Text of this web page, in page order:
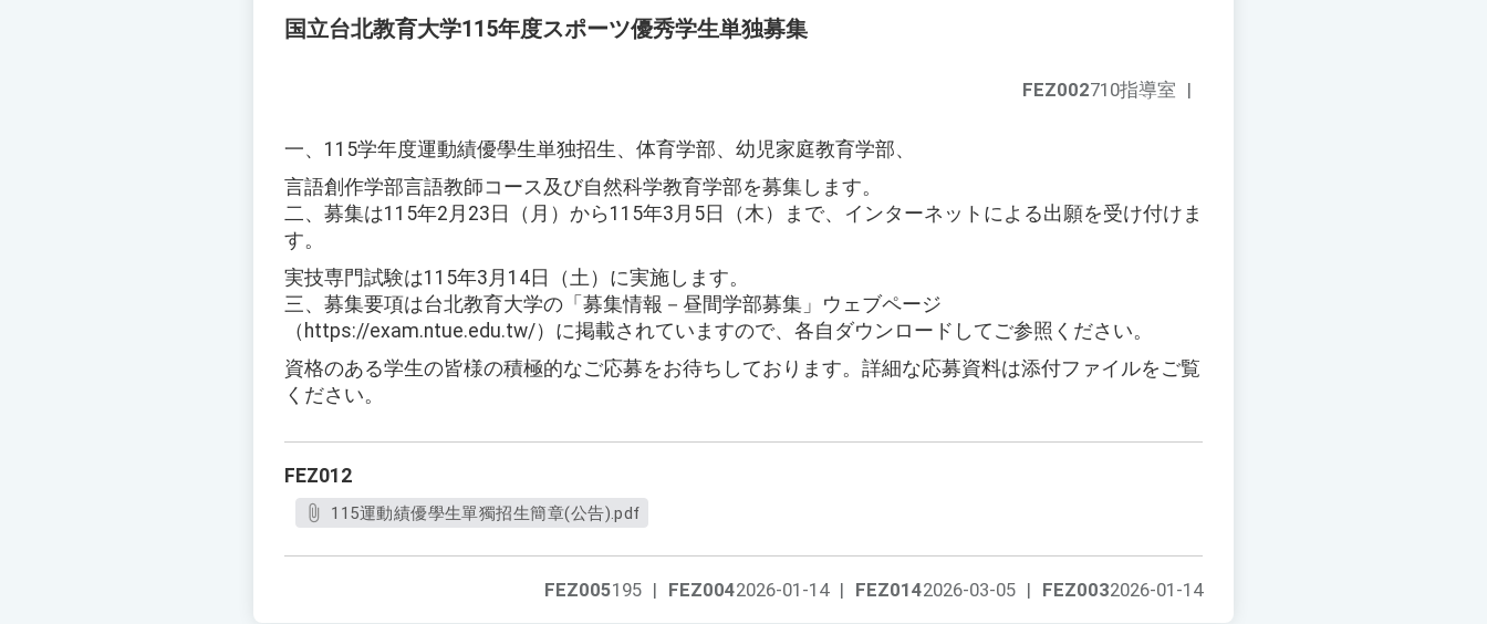
国立台北教育大学115年度スポーツ優秀学生単独募集
FEZ002710指導室 |
一、115学年度運動績優學生単独招生、体育学部、幼児家庭教育学部、
言語創作学部言語教師コース及び自然科学教育学部を募集します。
二、募集は115年2月23日（月）から115年3月5日（木）まで、インターネットによる出願を受け付けま
す。
実技専門試験は115年3月14日（土）に実施します。
三、募集要項は台北教育大学の「募集情報－昼間学部募集」ウェブページ
（https://exam.ntue.edu.tw/）に掲載されていますので、各自ダウンロードしてご参照ください。
資格のある学生の皆様の積極的なご応募をお待ちしております。詳細な応募資料は添付ファイルをご覧
ください。
FEZ012
115運動績優學生單獨招生簡章(公告).pdf
FEZ0032026-01-14
FEZ0142026-03-05 |
FEZ0042026-01-14 |
FEZ005195 |